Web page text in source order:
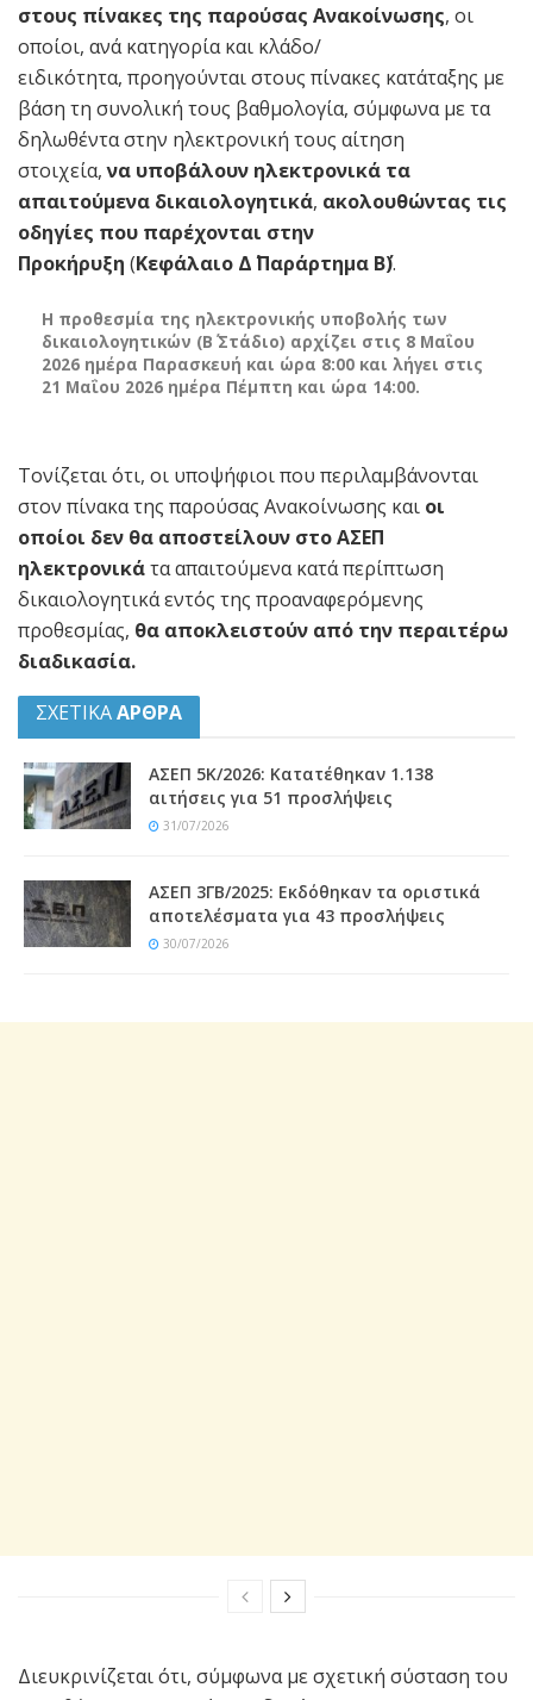
στους πίνακες της παρούσας Ανακοίνωσης, οι
οποίοι, ανά κατηγορία και κλάδο/
ειδικότητα, προηγούνται στους πίνακες κατάταξης με
βάση τη συνολική τους βαθμολογία, σύμφωνα με τα
δηλωθέντα στην ηλεκτρονική τους αίτηση
στοιχεία,να υποβάλουν ηλεκτρονικά τα
απαιτούμενα δικαιολογητικά, ακολουθώντας τις
οδηγίες που παρέχονται στην
Προκήρυξη (Κεφάλαιο Δ΄ Παράρτημα Β΄).
Η προθεσμία της ηλεκτρονικής υποβολής των
δικαιολογητικών (Β΄ Στάδιο) αρχίζει στις 8 Μαΐου
2026 ημέρα Παρασκευή και ώρα 8:00 και λήγει στις
21 Μαΐου 2026 ημέρα Πέμπτη και ώρα 14:00.
Τονίζεται ότι, οι υποψήφιοι που περιλαμβάνονται
στον πίνακα της παρούσας Ανακοίνωσης και οι
οποίοι δεν θα αποστείλουν στο ΑΣΕΠ
ηλεκτρονικάτα απαιτούμενα κατά περίπτωση
δικαιολογητικά εντός της προαναφερόμενης
προθεσμίας, θα αποκλειστούν από την περαιτέρω
διαδικασία.
ΣΧΕΤΙΚΑΑΡΘΡΑ
ΑΣΕΠ 5Κ/2026: Κατατέθηκαν 1.138
αιτήσεις για 51 προσλήψεις
31/07/2026
ΑΣΕΠ 3ΓΒ/2025: Εκδόθηκαν τα οριστικά
αποτελέσματα για 43 προσλήψεις
30/07/2026
Διευκρινίζεται ότι, σύμφωνα με σχετική σύσταση του